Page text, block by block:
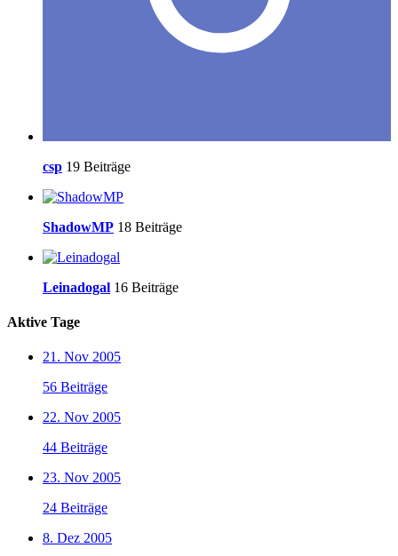
csp 19 Beiträge
ShadowMP 18 Beiträge
Leinadogal 16 Beiträge
Aktive Tage
21. Nov 2005
56 Beiträge
22. Nov 2005
44 Beiträge
23. Nov 2005
24 Beiträge
8. Dez 2005